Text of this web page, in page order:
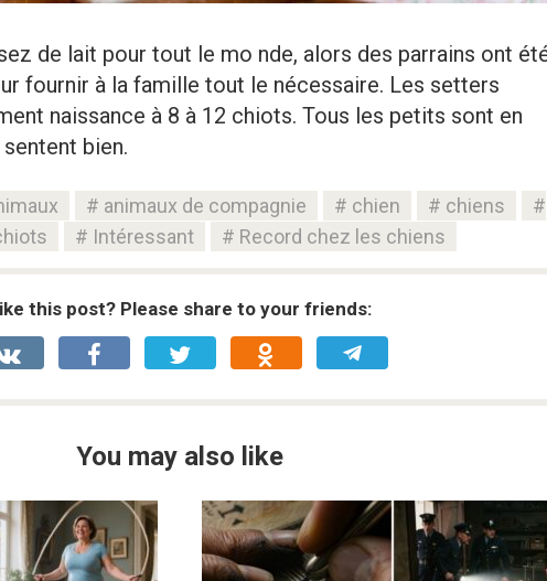
de lait pour tout le mo nde, alors des parrains ont
fournir à la famille tout le nécessaire. Les setters
naissance à 8 à 12 chiots. Tous les petits sont en
bien.
animaux de compagnie chien
chiens
Intéressant Record chez les chiens
this post? Please share to your friends:
You may also like